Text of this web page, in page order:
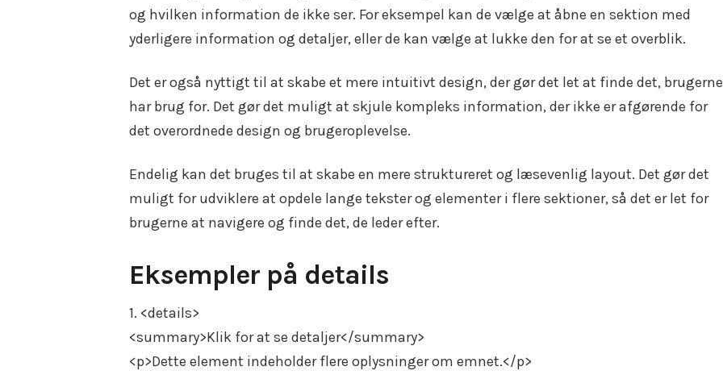
og hvilken information de ikke ser. For eksempel kan de vælge at åbne en sektion med
yderligere information og detaljer, eller de kan vælge at lukke den for at se et overblik.
Det er også nyttigt til at skabe et mere intuitivt design, der gør det let at finde det, brugerne
har brug for. Det gør det muligt at skjule kompleks information, der ikke er afgørende for
det overordnede design og brugeroplevelse.
Endelig kan det bruges til at skabe en mere struktureret og læsevenlig layout. Det gør det
muligt for udviklere at opdele lange tekster og elementer i flere sektioner, så det er let for
brugerne at navigere og finde det, de leder efter.
Eksempler på details
1. <details>
<summary>Klik for at se detaljer</summary>
<p>Dette element indeholder flere oplysninger om emnet.</p>